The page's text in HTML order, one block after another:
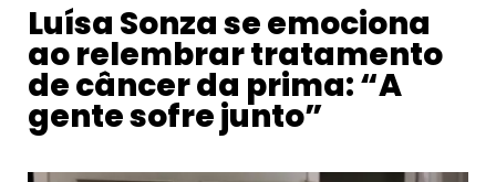
Luísa Sonza se emociona
ao relembrar tratamento
de câncer da prima: “A
gente sofre junto”